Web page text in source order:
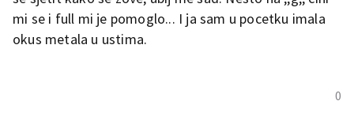
mi se i full mi je pomoglo... I ja sam u pocetku imala
okus metala u ustima.
0